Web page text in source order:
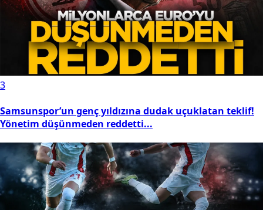
3
Samsunspor’un genç yıldızına dudak uçuklatan teklif!
Yönetim düşünmeden reddetti...